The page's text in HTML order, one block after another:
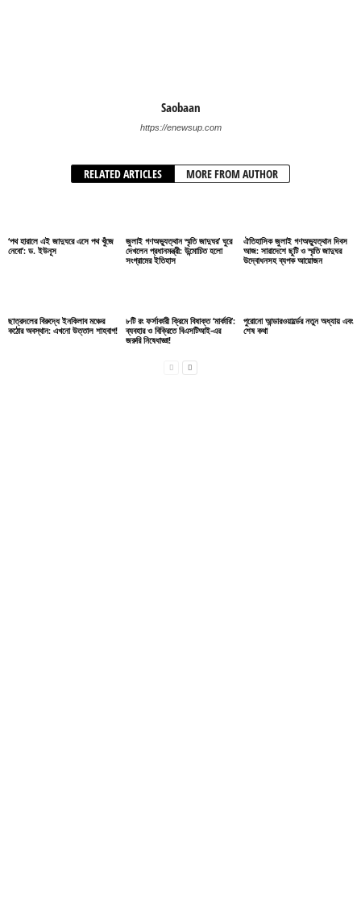
Saobaan
https://enewsup.com
RELATED ARTICLES MORE FROM AUTHOR
‘পথ হারালে এই জাদুঘরে এসে পথ খুঁজে
নেবো’: ড. ইউনূস
জুলাই গণঅভ্যুত্থান স্মৃতি জাদুঘর’ ঘুরে
দেখলেন প্রধানমন্ত্রী: উন্মোচিত হলো
সংগ্রামের ইতিহাস
ঐতিহাসিক জুলাই গণঅভ্যুত্থান দিবস
আজ: সারাদেশে ছুটি ও স্মৃতি জাদুঘর
উদ্বোধনসহ ব্যপক আয়োজন
ছাত্রদলের বিরুদ্ধে ইনকিলাব মঞ্চের
কঠোর অবস্থান: এখনো উত্তাল শাহবাগ!
৮টি রং ফর্সাকারী ক্রিমে বিষাক্ত ‘মার্কারি’:
ব্যবহার ও বিক্রিতে বিএসটিআই-এর
জরুরি নিষেধাজ্ঞা!
পুরোনো আন্ডারওয়ার্ল্ডের নতুন অধ্যায় এবং
শেষ কথা